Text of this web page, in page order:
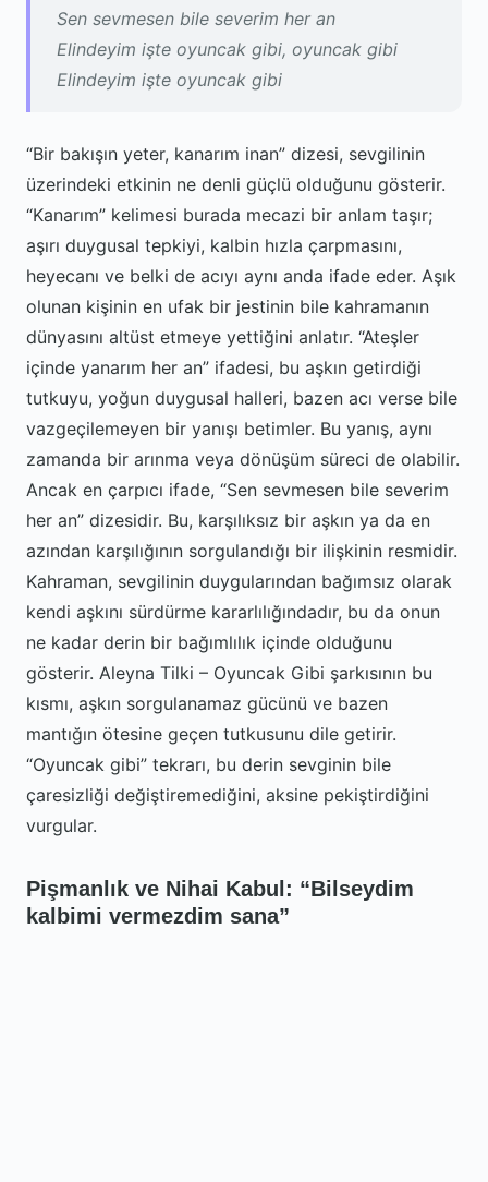
Sen sevmesen bile severim her an
Elindeyim işte oyuncak gibi, oyuncak gibi
Elindeyim işte oyuncak gibi
“Bir bakışın yeter, kanarım inan” dizesi, sevgilinin
üzerindeki etkinin ne denli güçlü olduğunu gösterir.
“Kanarım” kelimesi burada mecazi bir anlam taşır;
aşırı duygusal tepkiyi, kalbin hızla çarpmasını,
heyecanı ve belki de acıyı aynı anda ifade eder. Aşık
olunan kişinin en ufak bir jestinin bile kahramanın
dünyasını altüst etmeye yettiğini anlatır. “Ateşler
içinde yanarım her an” ifadesi, bu aşkın getirdiği
tutkuyu, yoğun duygusal halleri, bazen acı verse bile
vazgeçilemeyen bir yanışı betimler. Bu yanış, aynı
zamanda bir arınma veya dönüşüm süreci de olabilir.
Ancak en çarpıcı ifade, “Sen sevmesen bile severim
her an” dizesidir. Bu, karşılıksız bir aşkın ya da en
azından karşılığının sorgulandığı bir ilişkinin resmidir.
Kahraman, sevgilinin duygularından bağımsız olarak
kendi aşkını sürdürme kararlılığındadır, bu da onun
ne kadar derin bir bağımlılık içinde olduğunu
gösterir. Aleyna Tilki – Oyuncak Gibi şarkısının bu
kısmı, aşkın sorgulanamaz gücünü ve bazen
mantığın ötesine geçen tutkusunu dile getirir.
“Oyuncak gibi” tekrarı, bu derin sevginin bile
çaresizliği değiştiremediğini, aksine pekiştirdiğini
vurgular.
Pişmanlık ve Nihai Kabul: “Bilseydim
kalbimi vermezdim sana”